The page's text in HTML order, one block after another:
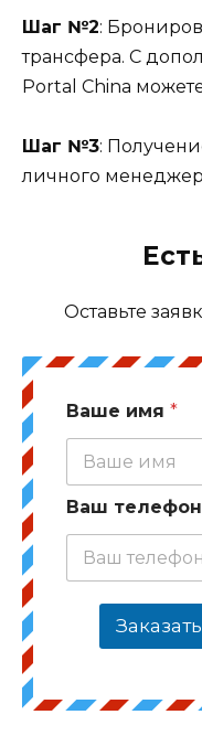
Шаг №2:
трансфера. С
Portal China
Шаг №3:
личного
Оставьте
Ваше имя *
Ваш телефон